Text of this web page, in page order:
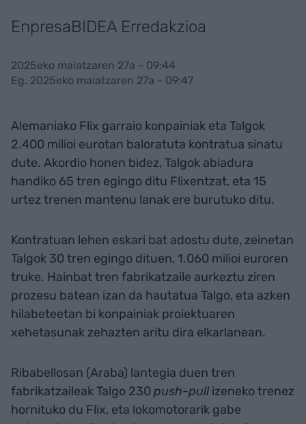
EnpresaBIDEA Erredakzioa
2025eko maiatzaren 27a - 09:44
Eg. 2025eko maiatzaren 27a - 09:47
Alemaniako Flix garraio konpainiak eta Talgok
2.400 milioi eurotan baloratuta kontratua sinatu
dute. Akordio honen bidez, Talgok abiadura
handiko 65 tren egingo ditu Flixentzat, eta 15
urtez trenen mantenu lanak ere burutuko ditu.
Kontratuan lehen eskari bat adostu dute, zeinetan
Talgok 30 tren egingo dituen, 1.060 milioi euroren
truke. Hainbat tren fabrikatzaile aurkeztu ziren
prozesu batean izan da hautatua Talgo, eta azken
hilabeteetan bi konpainiak proiektuaren
xehetasunak zehazten aritu dira elkarlanean.
Ribabellosan (Araba) lantegia duen tren
fabrikatzaileak Talgo 230 push-pull izeneko trenez
hornituko du Flix, eta lokomotorarik gabe